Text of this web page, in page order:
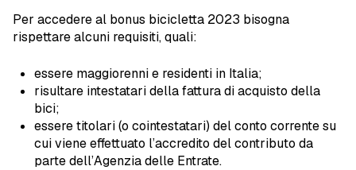
Per accedere al bonus bicicletta 2023 bisogna
rispettare alcuni requisiti, quali:
essere maggiorenni e residenti in Italia;
risultare intestatari della fattura di acquisto della
bici;
essere titolari (o cointestatari) del conto corrente su
cui viene effettuato l’accredito del contributo da
parte dell’Agenzia delle Entrate.